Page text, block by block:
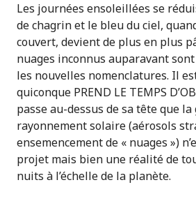
Les journées ensoleillées se
de chagrin et le bleu du ciel,
couvert, devient de plus en plus
nuages inconnus auparavant
les nouvelles nomenclatures. Il
quiconque PREND LE TEMPS
passe au-dessus de sa tête que
rayonnement solaire (aérosols
ensemencement de « nuages »)
projet mais bien une réalité de
nuits à l’échelle de la planète.